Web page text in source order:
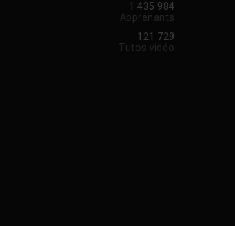
1 435 984
Apprenants
121 729
Tutos vidéo